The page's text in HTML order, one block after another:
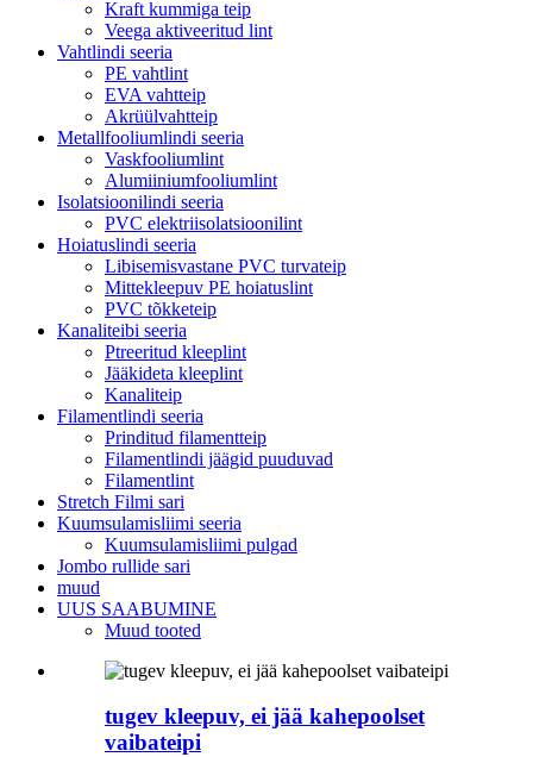
Kraft kummiga teip
Veega aktiveeritud lint
Vahtlindi seeria
PE vahtlint
EVA vahtteip
Akrüülvahtteip
Metallfooliumlindi seeria
Vaskfooliumlint
Alumiiniumfooliumlint
Isolatsioonilindi seeria
PVC elektriisolatsioonilint
Hoiatuslindi seeria
Libisemisvastane PVC turvateip
Mittekleepuv PE hoiatuslint
PVC tõkketeip
Kanaliteibi seeria
Ptreeritud kleeplint
Jääkideta kleeplint
Kanaliteip
Filamentlindi seeria
Prinditud filamentteip
Filamentlindi jäägid puuduvad
Filamentlint
Stretch Filmi sari
Kuumsulamisliimi seeria
Kuumsulamisliimi pulgad
Jombo rullide sari
muud
UUS SAABUMINE
Muud tooted
tugev kleepuv, ei jää kahepoolset
vaibateipi